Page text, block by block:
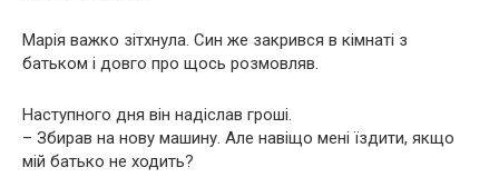
Марія важко зітхнула. Син же закрився в кімнаті з
батьком і довго про щось розмовляв.
Наступного дня він надіслав гроші.
– Збирав на нову машину. Але навіщо мені їздити, якщо
мій батько не ходить?